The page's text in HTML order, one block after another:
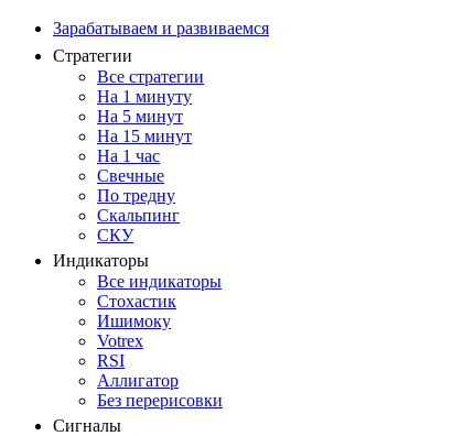
Зарабатываем и развиваемся
Стратегии
Все стратегии
На 1 минуту
На 5 минут
На 15 минут
На 1 час
Свечные
По тредну
Скальпинг
СКУ
Индикаторы
Все индикаторы
Стохастик
Ишимоку
Votrex
RSI
Аллигатор
Без перерисовки
Сигналы